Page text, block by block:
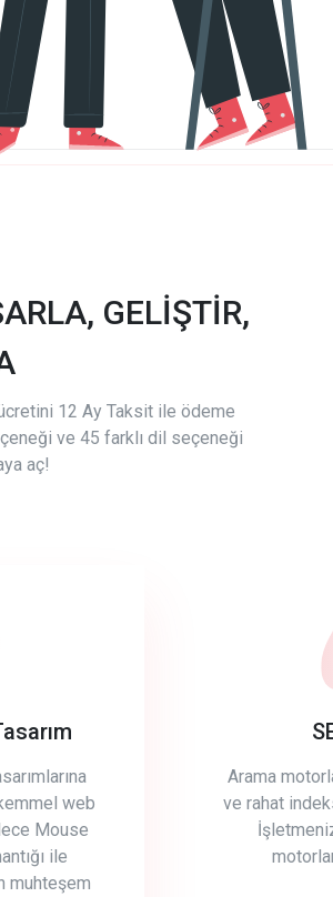
GELİŞTİR,
12 Ay Taksit ile ödeme
ve 45 farklı dil seçeneği
aç!
web
Mouse
ile
muhteşem
Arama
ve rahat